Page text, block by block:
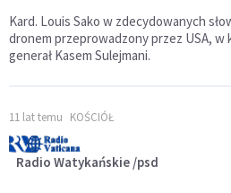
Kard. Louis Sako w zdecydowanych
dronem przeprowadzony przez USA, w
generał Kasem Sulejmani.
11 lat temu KOŚCIÓŁ
Radio Watykańskie /psd